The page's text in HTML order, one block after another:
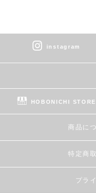
instagram
HOBONICHI STORE
商品に
特定商
プラ